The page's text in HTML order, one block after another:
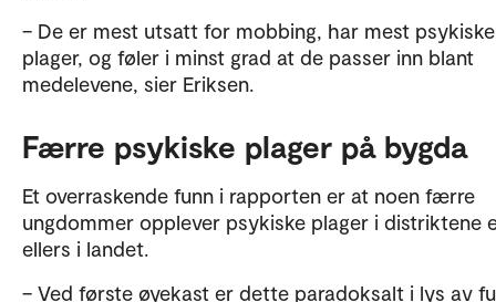
– De er mest utsatt for mobbing, har mest psykiske
plager, og føler i minst grad at de passer inn blant
medelevene, sier Eriksen.
Færre psykiske plager på bygda
Et overraskende funn i rapporten er at noen færre
ungdommer opplever psykiske plager i distriktene
ellers i landet.
– Ved første øyekast er dette paradoksalt i lys av